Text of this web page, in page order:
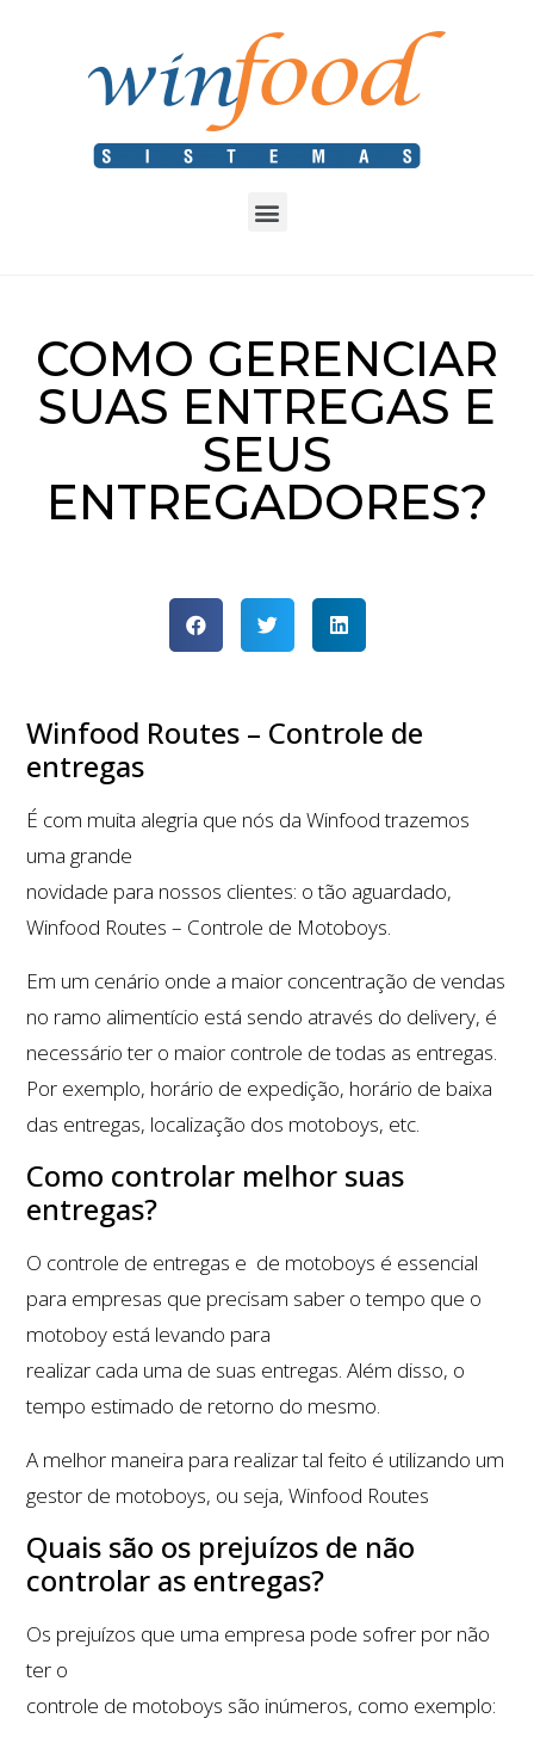
COMO GERENCIAR
SUAS ENTREGAS E
SEUS
ENTREGADORES?
Winfood Routes – Controle de
entregas
É com muita alegria que nós da Winfood trazemos
uma grande
novidade para nossos clientes: o tão aguardado,
Winfood Routes – Controle de Motoboys.
Em um cenário onde a maior concentração de vendas
no ramo alimentício está sendo através do delivery, é
necessário ter o maior controle de todas as entregas.
Por exemplo, horário de expedição, horário de baixa
das entregas, localização dos motoboys, etc.
Como controlar melhor suas
entregas?
O controle de entregas e de motoboys é essencial
para empresas que precisam saber o tempo que o
motoboy está levando para
realizar cada uma de suas entregas. Além disso, o
tempo estimado de retorno do mesmo.
A melhor maneira para realizar tal feito é utilizando um
gestor de motoboys, ou seja, Winfood Routes
Quais são os prejuízos de não
controlar as entregas?
Os prejuízos que uma empresa pode sofrer por não
ter o
controle de motoboys são inúmeros, como exemplo: